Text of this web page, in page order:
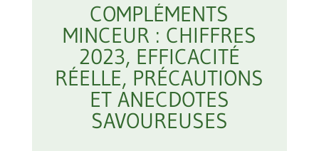
COMPLÉMENTS
MINCEUR : CHIFFRES
2023, EFFICACITÉ
RÉELLE, PRÉCAUTIONS
ET ANECDOTES
SAVOUREUSES